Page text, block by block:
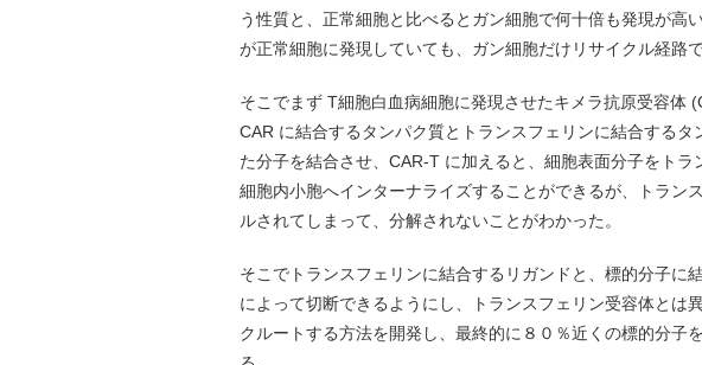
う性質と、正常細胞と比べるとガン細胞で何十倍も発現が高
が正常細胞に発現していても、ガン細胞だけリサイクル経路
そこでまず T細胞白血病細胞に発現させたキメラ抗原受容体
CAR に結合するタンパク質とトランスフェリンに結合する
た分子を結合させ、CAR-T に加えると、細胞表面分子をトラ
細胞内小胞へインターナライズすることができるが、トラン
ルされてしまって、分解されないことがわかった。
そこでトランスフェリンに結合するリガンドと、標的分子に
によって切断できるようにし、トランスフェリン受容体とは
クルートする方法を開発し、最終的に８０％近くの標的分子